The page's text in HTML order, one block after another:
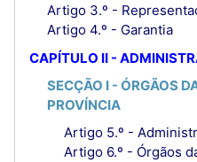
Artigo 3.º -
Artigo 4.º - Garantia
CAPÍTULO II -
SECÇÃO I - ÓRGÃOS
PROVÍNCIA
Artigo 5.º -
Artigo 6.º - Órgãos